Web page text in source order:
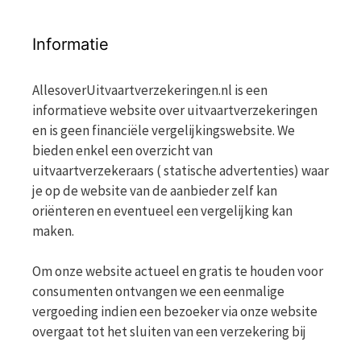
Informatie
AllesoverUitvaartverzekeringen.nl is een
informatieve website over uitvaartverzekeringen
en is geen financiële vergelijkingswebsite. We
bieden enkel een overzicht van
uitvaartverzekeraars ( statische advertenties) waar
je op de website van de aanbieder zelf kan
oriënteren en eventueel een vergelijking kan
maken.
Om onze website actueel en gratis te houden voor
consumenten ontvangen we een eenmalige
vergoeding indien een bezoeker via onze website
overgaat tot het sluiten van een verzekering bij